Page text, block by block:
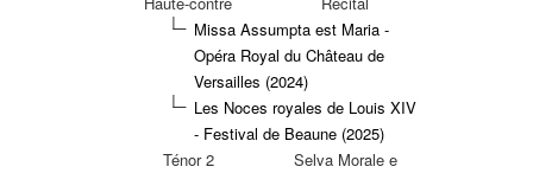
Missa Assumpta est Maria -
Opéra Royal du Château de
Versailles (2024)
Les Noces royales de Louis XIV
- Festival de Beaune (2025)
Ténor 2
Selva Morale e